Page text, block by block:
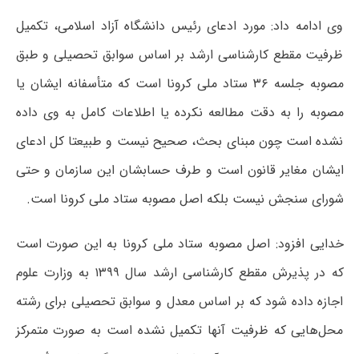
وی ادامه داد: مورد ادعای رئیس دانشگاه آزاد اسلامی، تکمیل
ظرفیت مقطع کارشناسی ارشد بر اساس سوابق تحصیلی و طبق
مصوبه جلسه ۳۶ ستاد ملی کرونا است که متأسفانه ایشان یا
مصوبه را به دقت مطالعه نکرده یا اطلاعات کامل به وی داده
نشده است چون مبنای بحث، صحیح نیست و طبیعتا کل ادعای
ایشان مغایر قانون است و طرف حسابشان این سازمان و حتی
شورای سنجش نیست بلکه اصل مصوبه ستاد ملی کرونا است.
خدایی افزود: اصل مصوبه ستاد ملی کرونا به این صورت است
که در پذیرش مقطع کارشناسی ارشد سال ۱۳۹۹ به وزارت علوم
اجازه داده شود که بر اساس معدل و سوابق تحصیلی برای رشته
محل‌هایی که ظرفیت آنها تکمیل نشده است به صورت متمرکز